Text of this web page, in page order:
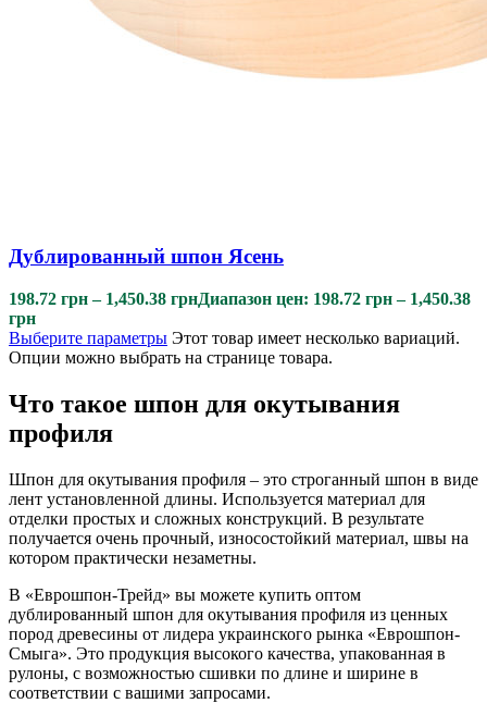
Дублированный шпон Ясень
198.72 грн – 1,450.38 грнДиапазон цен: 198.72 грн – 1,450.38
грн
Выберите параметры Этот товар имеет несколько вариаций.
Опции можно выбрать на странице товара.
Что такое шпон для окутывания
профиля
Шпон для окутывания профиля – это строганный шпон в виде
лент установленной длины. Используется материал для
отделки простых и сложных конструкций. В результате
получается очень прочный, износостойкий материал, швы на
котором практически незаметны.
В «Еврошпон-Трейд» вы можете купить оптом
дублированный шпон для окутывания профиля из ценных
пород древесины от лидера украинского рынка «Еврошпон-
Смыга». Это продукция высокого качества, упакованная в
рулоны, с возможностью сшивки по длине и ширине в
соответствии с вашими запросами.